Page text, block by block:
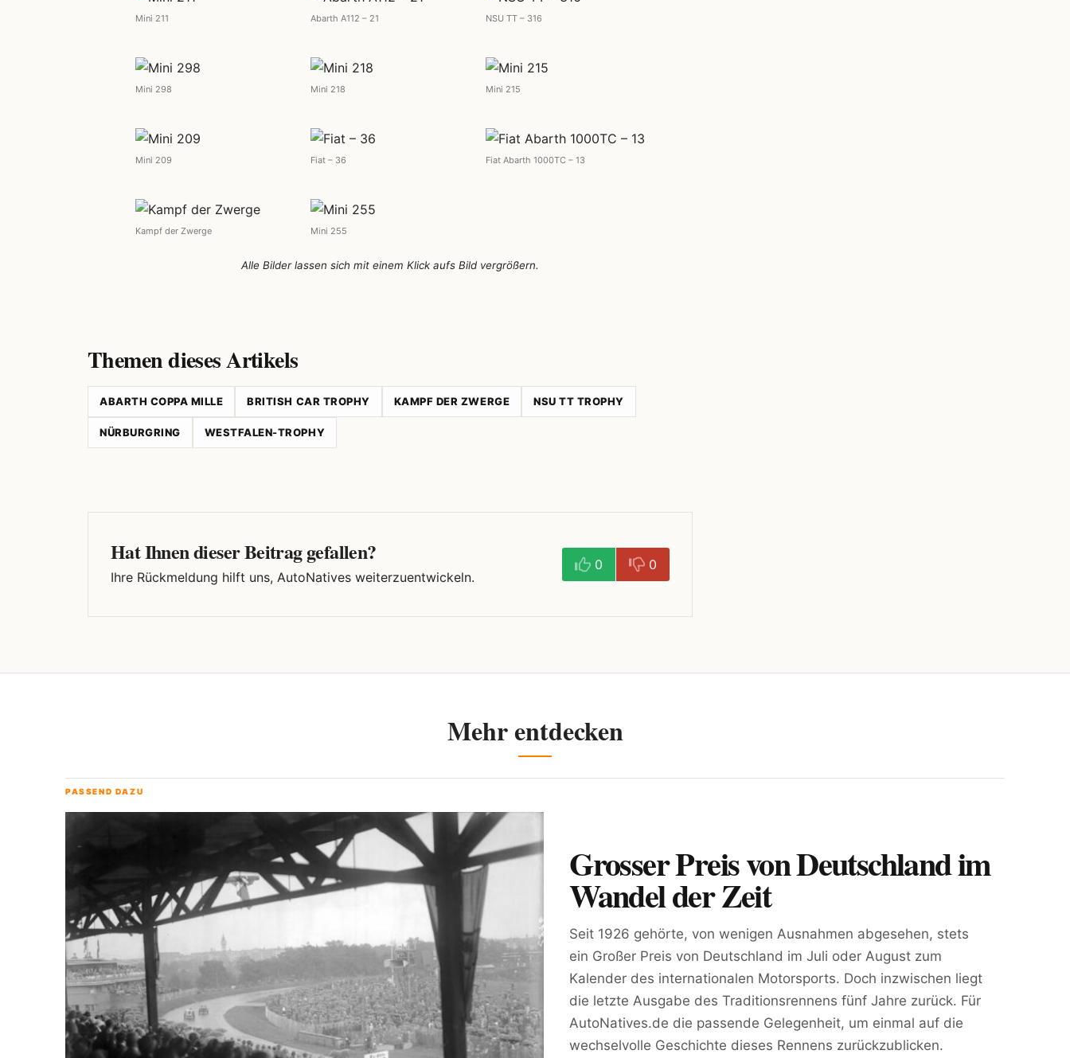
Mini 211 Abarth A112 – 21 NSU TT – 316
Mini 298 Mini 218 Mini 215
Mini 209 Fiat – 36 Fiat Abarth 1000TC – 13
Kampf der Zwerge Mini 255
Alle Bilder lassen sich mit einem Klick aufs Bild vergrößern.
Themen dieses Artikels
ABARTH COPPA MILLE BRITISH CAR TROPHY KAMPF DER ZWERGE NSU TT TROPHY
NÜRBURGRING WESTFALEN-TROPHY
Hat Ihnen dieser Beitrag gefallen?
Ihre Rückmeldung hilft uns, AutoNatives weiterzuentwickeln.
0 0
Mehr entdecken
PASSEND DAZU
Grosser Preis von Deutschland im
Wandel der Zeit
Seit 1926 gehörte, von wenigen Ausnahmen abgesehen, stets
ein Großer Preis von Deutschland im Juli oder August zum
Kalender des internationalen Motorsports. Doch inzwischen liegt
die letzte Ausgabe des Traditionsrennens fünf Jahre zurück. Für
AutoNatives.de die passende Gelegenheit, um einmal auf die
wechselvolle Geschichte dieses Rennens zurückzublicken.